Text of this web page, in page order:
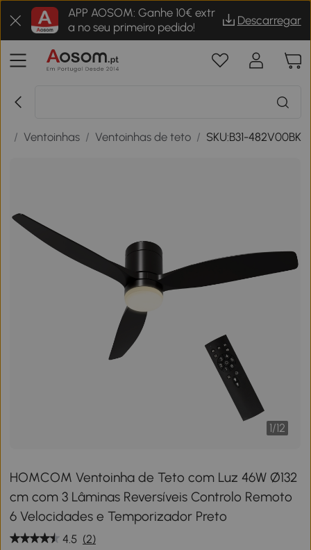
APP AOSOM: Ganhe 10€ extr
a no seu primeiro pedido!
Descarregar
/ Ventoinhas / Ventoinhas de teto / SKU:B31-482V00BK
1/12
HOMCOM Ventoinha de Teto com Luz 46W Ø132
cm com 3 Lâminas Reversíveis Controlo Remoto
6 Velocidades e Temporizador Preto
4.5 (2)